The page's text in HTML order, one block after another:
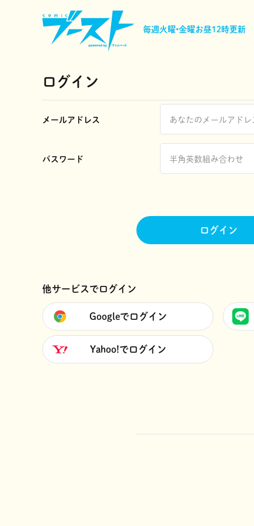
毎週火曜•金曜お昼12時更新
ログイン
メールアドレス
パスワード
ログイン
他サービスでログイン
Googleでログイン
Yahoo!でログイン